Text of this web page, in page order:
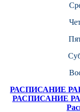
РАСПИСАНИЕ
РАСПИСАНИЕ